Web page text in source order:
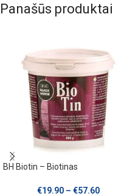
Panašūs produktai
BH Biotin – Biotinas
€19.90 – €57.60